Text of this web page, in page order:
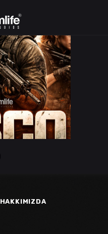
HAKKIMIZDA